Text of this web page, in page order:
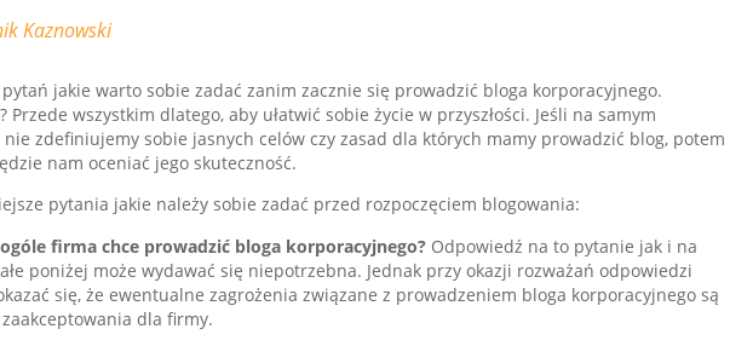
Kaznowski
pytań jakie warto sobie zadać zanim zacznie się prowadzić bloga korporacyjnego.
Przede wszystkim dlatego, aby ułatwić sobie życie w przyszłości. Jeśli na samym
nie zdefiniujemy sobie jasnych celów czy zasad dla których mamy prowadzić blog, potem
nam oceniać jego skuteczność.
pytania jakie należy sobie zadać przed rozpoczęciem blogowania:
firma chce prowadzić bloga korporacyjnego?Odpowiedź na to pytanie jak i na
poniżej może wydawać się niepotrzebna. Jednak przy okazji rozważań odpowiedzi
się, że ewentualne zagrożenia związane z prowadzeniem bloga korporacyjnego są
dla firmy.